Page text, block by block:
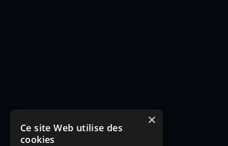
×
Ce site Web utilise des
cookies